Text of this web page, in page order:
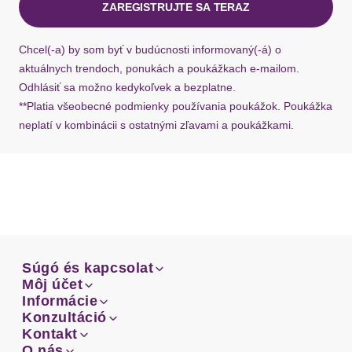
ZAREGISTRUJTE SA TERAZ
Chcel(-a) by som byť v budúcnosti informovaný(-á) o
aktuálnych trendoch, ponukách a poukážkach e-mailom.
Odhlásiť sa možno kedykoľvek a bezplatne.
**Platia všeobecné podmienky používania poukážok. Poukážka
neplatí v kombinácii s ostatnými zľavami a poukážkami.
Súgó és kapcsolat
Email
Facebook
Súgó és kapcsolat
Email
Facebook
Môj účet
Prehľad objednávok
Môj účet
Prehľad objednávok
Informácie
Doprava
Informácie
Doprava
Konzultáció
Sprievodca-veľkosťami
Konzultáció
Kontakt
Kontakt